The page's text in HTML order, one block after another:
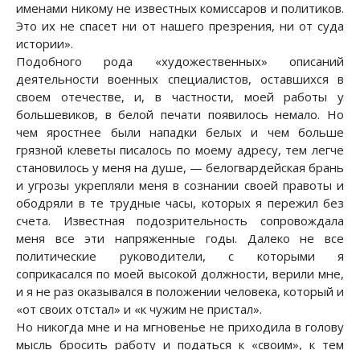
именами никому не известных комиссаров и политиков.
Это их не спасет ни от нашего презрения, ни от суда
истории».
Подобного рода «художественных» описаний
деятельности военных специалистов, оставшихся в
своем отечестве, и, в частности, моей работы у
большевиков, в белой печати появилось немало. Но
чем яростнее были нападки белых и чем больше
грязной клеветы писалось по моему адресу, тем легче
становилось у меня на душе, — белогвардейская брань
и угрозы укрепляли меня в сознании своей правоты и
ободряли в те трудные часы, которых я пережил без
счета. Известная подозрительность сопровождала
меня все эти напряженные годы. Далеко не все
политические руководители, с которыми я
соприкасался по моей высокой должности, верили мне,
и я не раз оказывался в положении человека, который и
«от своих отстал» и «к чужим не пристал».
Но никогда мне и на мгновенье не приходила в голову
мысль бросить работу и податься к «своим», к тем